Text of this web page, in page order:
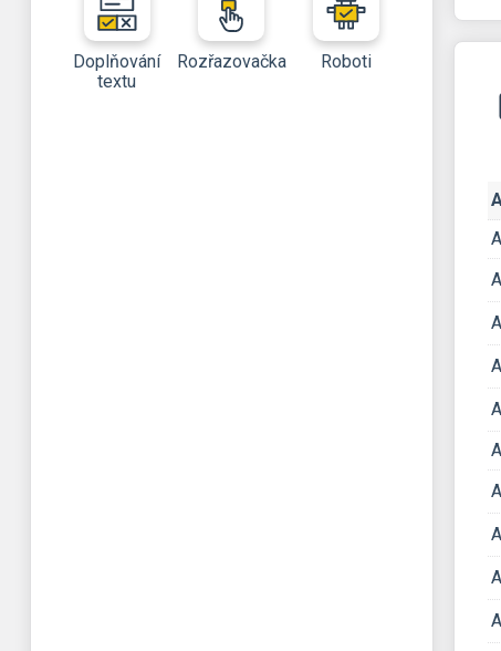
Doplňování
textu
Rozřazovačka Roboti